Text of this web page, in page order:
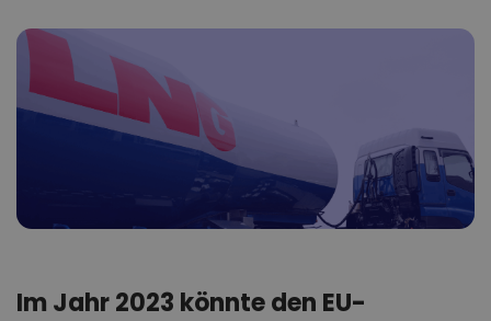
Im Jahr 2023 könnte den EU-